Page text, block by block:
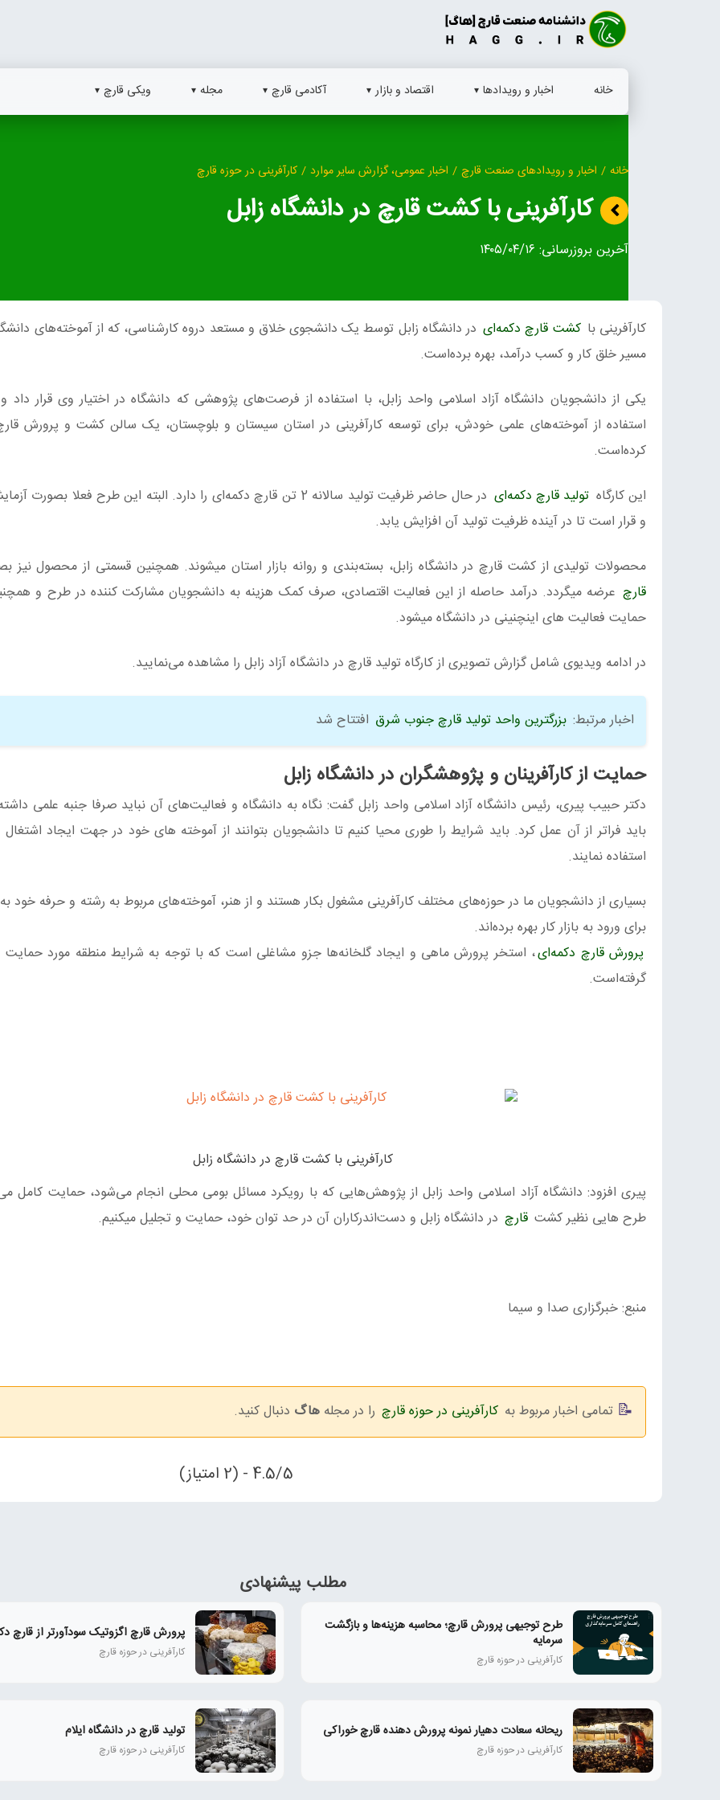
خانه اخبار و رویدادها اقتصاد و بازار آکادمی قارچ مجله ویکی قارچ
خانه / اخبار و رویدادهای صنعت قارچ / اخبار عمومی، گزارش سایر موارد / کارآفرینی در حوزه قارچ
کارآفرینی با کشت قارچ در دانشگاه زابل
آخرین بروزرسانی: ۱۴۰۵/۰۴/۱۶
کارآفرینی با کشت قارچ دکمه‌ای در دانشگاه زابل توسط یک دانشجوی خلاق و مستعد دروه کارشناسی، که از آموخته‌های
مسیر خلق کار و کسب درآمد، بهره برده‌است.
یکی از دانشجویان دانشگاه آزاد اسلامی واحد زابل، با استفاده از فرصت‌های پژوهشی که دانشگاه در اختیار وی قرار داد
استفاده از آموخته‌های علمی خودش، برای توسعه کارآفرینی در استان سیستان و بلوچستان، یک سالن کشت و پرورش قارچ
کرده‌است.
این کارگاه تولید قارچ دکمه‌ای
در حال حاضر ظرفیت تولید سالانه 2 تن قارچ دکمه‌ای را دارد. البته این طرح فعلا
و قرار است تا در آینده ظرفیت تولید آن افزایش یابد.
محصولات تولیدی از کشت قارچ در دانشگاه زابل، بسته‌بندی و روانه بازار استان میشوند. همچنین قسمتی از محصول نیز
قارچ عرضه میگردد. درآمد حاصله از این فعالیت اقتصادی، صرف کمک هزینه به دانشجویان مشارکت کننده در طرح و
حمایت فعالیت های اینچنینی در دانشگاه میشود.
در ادامه ویدیوی شامل گزارش تصویری از کارگاه تولید قارچ در دانشگاه آزاد زابل را مشاهده می‌نمایید.
اخبار مرتبط: بزرگترین واحد تولید قارچ جنوب شرق افتتاح شد
حمایت از کارآفرینان و پژوهشگران در دانشگاه زابل
دکتر حبیب پیری، رئیس دانشگاه آزاد اسلامی واحد زابل گفت: نگاه به دانشگاه و فعالیت‌های آن نباید صرفا جنبه علمی
باید فراتر از آن عمل کرد. باید شرایط را طوری محیا کنیم تا دانشجویان بتوانند از آموخته های خود در جهت ایجاد اشتغال
استفاده نمایند.
بسیاری از دانشجویان ما در حوزه‌های مختلف کارآفرینی مشغول بکار هستند و از هنر، آموخته‌های مربوط به رشته و حرفه‌ خود
برای ورود به بازار کار بهره برده‌اند.
پرورش قارچ دکمه‌ای، استخر پرورش ماهی و ایجاد گلخانه‌ها جزو مشاغلی است که با توجه به شرایط منطقه مورد حمایت
گرفته‌است.
کارآفرینی با کشت قارچ در دانشگاه زابل
پیری افزود: دانشگاه آزاد اسلامی واحد زابل از پژوهش‌هایی که با رویکرد مسائل بومی محلی انجام می‌شود، حمایت کامل
طرح هایی نظیر کشت قارچ در دانشگاه زابل و دست‌اندرکاران آن در حد توان خود، حمایت و تجلیل میکنیم.
منبع: خبرگزاری صدا و سیما
تمامی اخبار مربوط به کارآفرینی در حوزه قارچ را در مجله هاگ دنبال کنید.
4.5/5 - (2 امتیاز)
مطلب پیشنهادی
طرح توجیهی پرورش قارچ؛ محاسبه هزینه‌ها و بازگشت
سرمایه
کارآفرینی در حوزه قارچ
پرورش قارچ اگزوتیک سودآورتر از قارچ
کارآفرینی در حوزه قارچ
ریحانه سعادت دهیار نمونه پرورش دهنده قارچ خوراکی
کارآفرینی در حوزه قارچ
تولید قارچ در دانشگاه ایلام
کارآفرینی در حوزه قارچ